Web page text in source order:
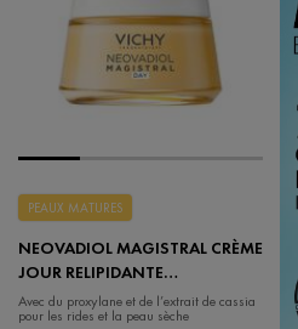
PEAUX MATURES
NEOVADIOL MAGISTRAL CRÈME
JOUR RELIPIDANTE
REDÉFINISSANTE
Avec du proxylane et de l’extrait de cassia
pour les rides et la peau sèche